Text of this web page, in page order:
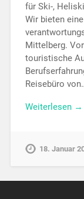
für Ski-,
Wir bieten
Mittelberg.
touristische
Reisebüro
Weiterlesen →
18. Januar